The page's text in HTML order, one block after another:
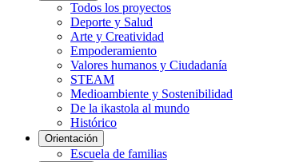
Todos los proyectos
Deporte y Salud
Arte y Creatividad
Empoderamiento
Valores humanos y Ciudadanía
STEAM
Medioambiente y Sostenibilidad
De la ikastola al mundo
Histórico
Orientación
Escuela de familias